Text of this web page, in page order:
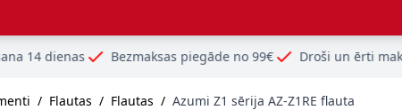
Bezmaksas piegāde no 99€ Droši un ērti maksājumu veidi
/ Flautas / Flautas / Azumi Z1 sērija AZ-Z1RE flauta